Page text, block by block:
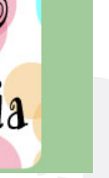
concepita